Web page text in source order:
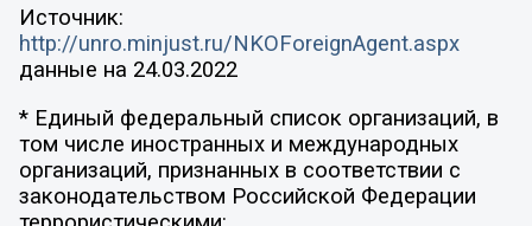
Источник:
http://unro.minjust.ru/NKOForeignAgent.aspx
данные на 24.03.2022
* Единый федеральный список организаций, в
том числе иностранных и международных
организаций, признанных в соответствии с
законодательством Российской Федерации